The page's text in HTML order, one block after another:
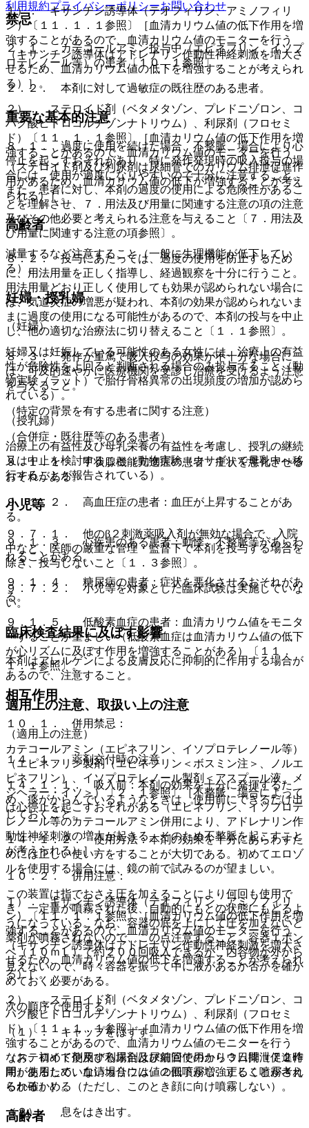
１）． キサンチン誘導体（テオフィリン、アミノフィリ
ン）〔１１．１．１参照〕［血清カリウム値の低下作用を増
強することがあるので、血清カリウム値のモニターを行う
（キサンチン誘導体はアドレナリン作動性神経刺激を増大さ
せるため、血清カリウム値の低下を増強することが考えられ
る）］。
２）． ステロイド剤（ベタメタゾン、プレドニゾロン、コ
ハク酸ヒドロコルチゾンナトリウム）、利尿剤（フロセミ
ド）〔１１．１．１参照〕［血清カリウム値の低下作用を増
強することがあるので、血清カリウム値のモニターを行う
（ステロイド剤及び利尿剤は尿細管でのカリウム排泄促進作
用があるため、血清カリウム値の低下が増強することが考え
られる）］。
高齢者
減量するなど注意すること（一般に生理機能が低下してい
る）。
妊婦・授乳婦
（妊婦）
妊婦又は妊娠している可能性のある女性には、治療上の有益
性が危険性を上回ると判断される場合のみ投与すること（動
物実験（ラット）で胎仔骨格異常の出現頻度の増加が認めら
れている）。
（授乳婦）
治療上の有益性及び母乳栄養の有益性を考慮し、授乳の継続
又は中止を検討すること（動物実験（ウサギ）で母乳中へ移
行することが報告されている）。
小児等
９．７．１． 他のβ２刺激薬吸入剤が無効な場合で、入院
中など、医師の厳重な管理・監督下で本剤を投与する場合を
除き、投与しないこと〔１．３参照〕。
９．７．２． 小児等を対象とした臨床試験は実施していな
い。
臨床検査結果に及ぼす影響
本剤はアレルゲンによる皮膚反応に抑制的に作用する場合が
あるので、注意すること。
適用上の注意、取扱い上の注意
（適用上の注意）
１４．１． 薬剤交付時の注意
１４．１．１． 吸入前：本剤の効果を十分に発揮するた
め、痰がからんでいるようなときは、使用前にできるだけ出
しておくこと。
１４．１．２． 使用方法：本剤の効果を十分にあらわすた
めには正しい使い方をすることが大切である。初めてエロゾ
ルを使用する場合には、鏡の前で試みるのが望ましい。
この装置は指でおさえ圧を加えることにより何回も使用で
き、一定量が噴霧された後、自動的にもとの状態にもどるよ
うになっている。なお、容器の底を上にして圧を加えないと
薬剤が噴霧されないので、この点注意すること。容器１ボン
ベ（１０ｍＬ）で約２００回吸入できるが、内容物が外から
見えないので、時々容器を振って中に液があるか否かを確か
めておく必要がある。
次の順序で使用する。
（１）． キャップをはずす。
なお、初めて使用する場合及び前回使用から３日間（７２時
間）使用していない場合には、２回噴霧し、正しく噴霧され
るか確かめる（ただし、このとき顔に向け噴霧しない）。
（２）． 息をはき出す。
禁忌
２．１． カテコールアミン投与中（エピネフリン、イソプ
ロテレノール等）の患者〔１０．１参照〕。
２．２． 本剤に対して過敏症の既往歴のある患者。
重要な基本的注意
８．１． 過度に使用を続けた場合、不整脈、場合により心
停止を起こすおそれがあり、特に発作発現時の吸入投与の場
合には、使用が過度になりやすいので十分に注意すること。
また、患者に対し、本剤の過度の使用による危険性があるこ
とを理解させ、７．用法及び用量に関連する注意の項の注意
及びその他必要と考えられる注意を与えること〔７．用法及
び用量に関連する注意の項参照〕。
８．２． 投与にあたっては、過度の使用を防止するため
に、用法用量を正しく指導し、経過観察を十分に行うこと。
用法用量どおり正しく使用しても効果が認められない場合に
は、気道炎症の増悪が疑われ、本剤の効果が認められないま
まに過度の使用になる可能性があるので、本剤の投与を中止
し、他の適切な治療法に切り替えること〔１．１参照〕。
８．３． 発作が重篤で吸入投与の効果が不十分な場合に
は、可及的速やかに医療機関を受診し治療を受けるよう注意
を与えること。
（特定の背景を有する患者に関する注意）
（合併症・既往歴等のある患者）
９．１．１． 甲状腺機能亢進症の患者：症状を悪化させる
おそれがある。
９．１．２． 高血圧症の患者：血圧が上昇することがあ
る。
９．１．３． 心疾患のある患者：動悸、不整脈等があらわ
れることがある。
９．１．４． 糖尿病の患者：症状を悪化させるおそれがあ
る。
９．１．５． 低酸素血症の患者：血清カリウム値をモニタ
ーすることが望ましい（低酸素血症は血清カリウム値の低下
が心リズムに及ぼす作用を増強することがある）〔１１．
１．１参照〕。
相互作用
１０．１． 併用禁忌：
カテコールアミン（エピネフリン、イソプロテレノール等）
（エピネフリン製剤（エピネフリン＜ボスミン注＞、ノルエ
ピネフリン）、イソプロテレノール製剤＜アスプール液、メ
ジヘラー・イソ＞）〔２．１参照〕［不整脈、場合によって
は心停止を起こすおそれがある（エピネフリン、イソプロテ
レノール等のカテコールアミン併用により、アドレナリン作
動性神経刺激の増大が起きる。そのため不整脈を起こすこと
が考えられる）］。
１０．２． 併用注意：
１）． キサンチン誘導体（テオフィリン、アミノフィリ
ン）〔１１．１．１参照〕［血清カリウム値の低下作用を増
強することがあるので、血清カリウム値のモニターを行う
（キサンチン誘導体はアドレナリン作動性神経刺激を増大さ
せるため、血清カリウム値の低下を増強することが考えられ
る）］。
２）． ステロイド剤（ベタメタゾン、プレドニゾロン、コ
ハク酸ヒドロコルチゾンナトリウム）、利尿剤（フロセミ
ド）〔１１．１．１参照〕［血清カリウム値の低下作用を増
強することがあるので、血清カリウム値のモニターを行う
（ステロイド剤及び利尿剤は尿細管でのカリウム排泄促進作
用があるため、血清カリウム値の低下が増強することが考え
られる）］。
高齢者
利用規約プライバシーポリシーお問い合わせ